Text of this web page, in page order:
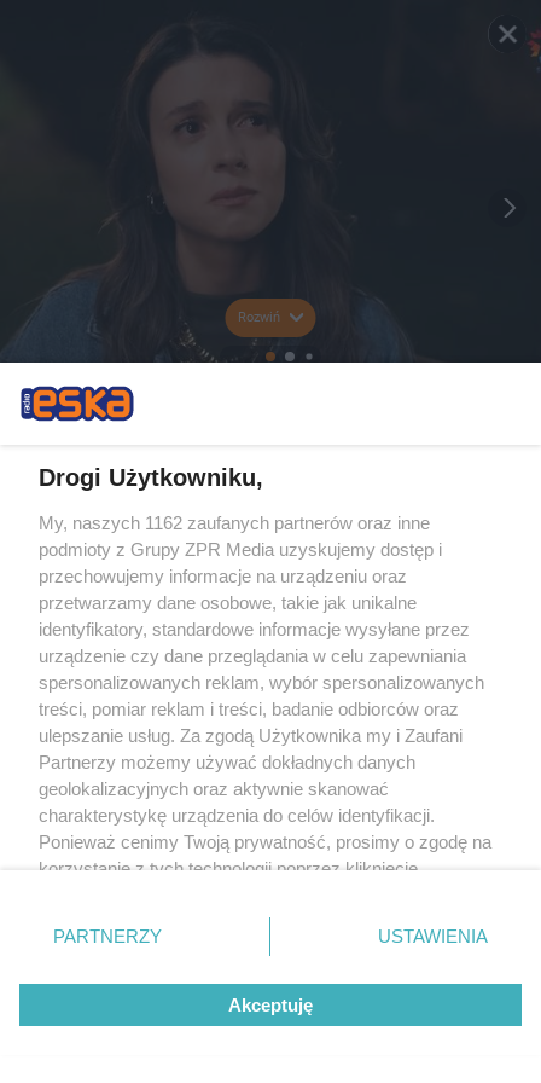
Rozwiń
Drogi Użytkowniku,
My, naszych 1162 zaufanych partnerów oraz inne
podmioty z Grupy ZPR Media uzyskujemy dostęp i
przechowujemy informacje na urządzeniu oraz
przetwarzamy dane osobowe, takie jak unikalne
identyfikatory, standardowe informacje wysyłane przez
urządzenie czy dane przeglądania w celu zapewniania
spersonalizowanych reklam, wybór spersonalizowanych
treści, pomiar reklam i treści, badanie odbiorców oraz
ulepszanie usług. Za zgodą Użytkownika my i Zaufani
Partnerzy możemy używać dokładnych danych
geolokalizacyjnych oraz aktywnie skanować
charakterystykę urządzenia do celów identyfikacji.
Ponieważ cenimy Twoją prywatność, prosimy o zgodę na
korzystanie z tych technologii poprzez kliknięcie
zmienić/wycofać klikając przycisk ustawień prywatności
znajdujący się w lewym dolnym rogu strony
rodzaje przetwarzania danych nie wymagają zgody
użytkownika, ale masz prawo sprzeciwić się takiemu
przetwarzaniu. Preferencje będą miały zastosowanie tylko
PARTNERZY USTAWIENIA
Akceptuję